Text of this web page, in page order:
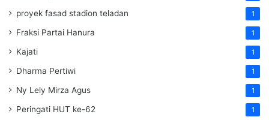
proyek fasad stadion teladan 1
Fraksi Partai Hanura 1
Kajati 1
Dharma Pertiwi 1
Ny Lely Mirza Agus 1
Peringati HUT ke-62 1